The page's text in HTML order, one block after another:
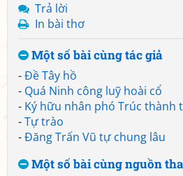
Trả lời
In bài thơ
Một số bài cùng tác giả
-Đề Tây hồ
- Quá Ninh công luỹ hoài cổ
- Ký hữu nhân phó Trúc thành
-Tự trào
-Đăng Trấn Vũ tự chung lâu
Một số bài cùng nguồn